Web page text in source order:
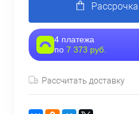
4 платежа
по 7 373 руб.
Рассчитать доставку